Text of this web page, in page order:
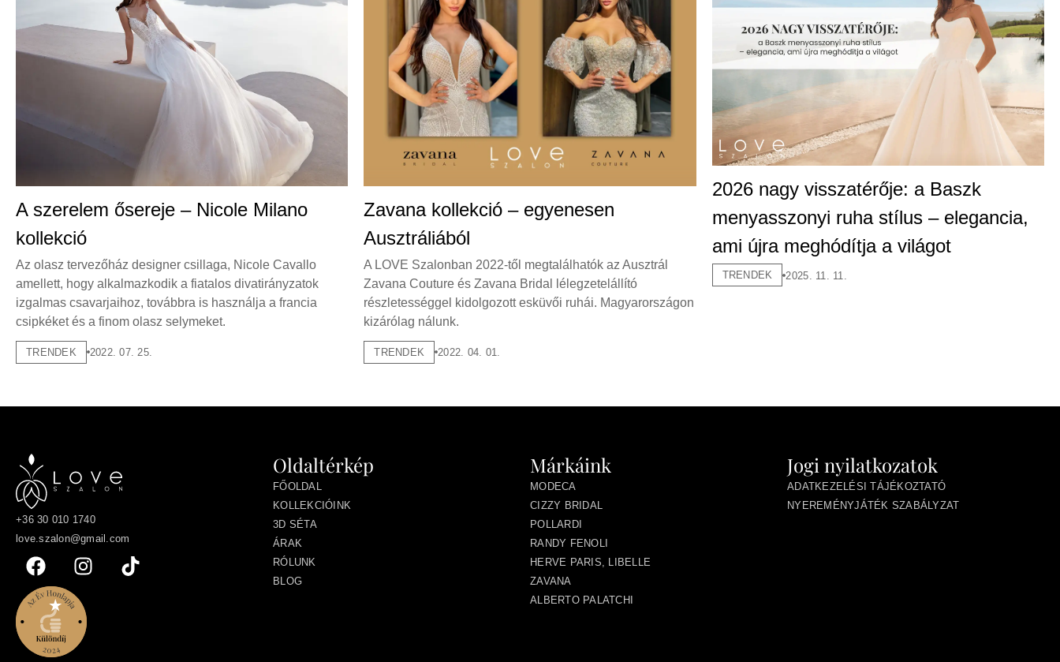
A szerelem ősereje – Nicole Milano
kollekció
Az olasz tervezőház designer csillaga, Nicole Cavallo
amellett, hogy alkalmazkodik a fiatalos divatirányzatok
izgalmas csavarjaihoz, továbbra is használja a francia
csipkéket és a finom olasz selymeket.
TRENDEK 2022. 07. 25.
Zavana kollekció – egyenesen
Ausztráliából
A LOVE Szalonban 2022-től megtalálhatók az Ausztrál
Zavana Couture és Zavana Bridal lélegzetelállító
részletességgel kidolgozott esküvői ruhái. Magyarországon
kizárólag nálunk.
TRENDEK 2022. 04. 01.
2026 nagy visszatérője: a Baszk
menyasszonyi ruha stílus – elegancia,
ami újra meghódítja a világot
TRENDEK 2025. 11. 11.
+36 30 010 1740
love.szalon@gmail.com
Oldaltérkép
FŐOLDAL
KOLLEKCIÓINK
3D SÉTA
ÁRAK
RÓLUNK
BLOG
Márkáink
MODECA
CIZZY BRIDAL
POLLARDI
RANDY FENOLI
HERVE PARIS, LIBELLE
ZAVANA
ALBERTO PALATCHI
Jogi nyilatkozatok
ADATKEZELÉSI TÁJÉKOZTATÓ
NYEREMÉNYJÁTÉK SZABÁLYZAT